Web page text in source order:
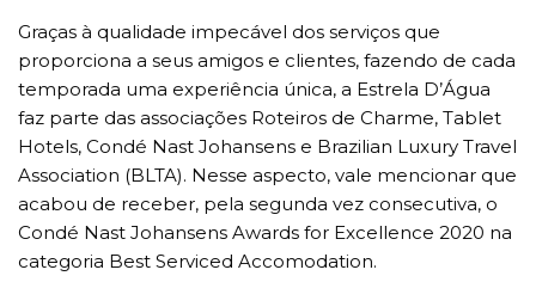
Graças à qualidade impecável dos serviços que
proporciona a seus amigos e clientes, fazendo de cada
temporada uma experiência única, a Estrela D’Água
faz parte das associações Roteiros de Charme, Tablet
Hotels, Condé Nast Johansens e Brazilian Luxury Travel
Association (BLTA). Nesse aspecto, vale mencionar que
acabou de receber, pela segunda vez consecutiva, o
Condé Nast Johansens Awards for Excellence 2020 na
categoria Best Serviced Accomodation.